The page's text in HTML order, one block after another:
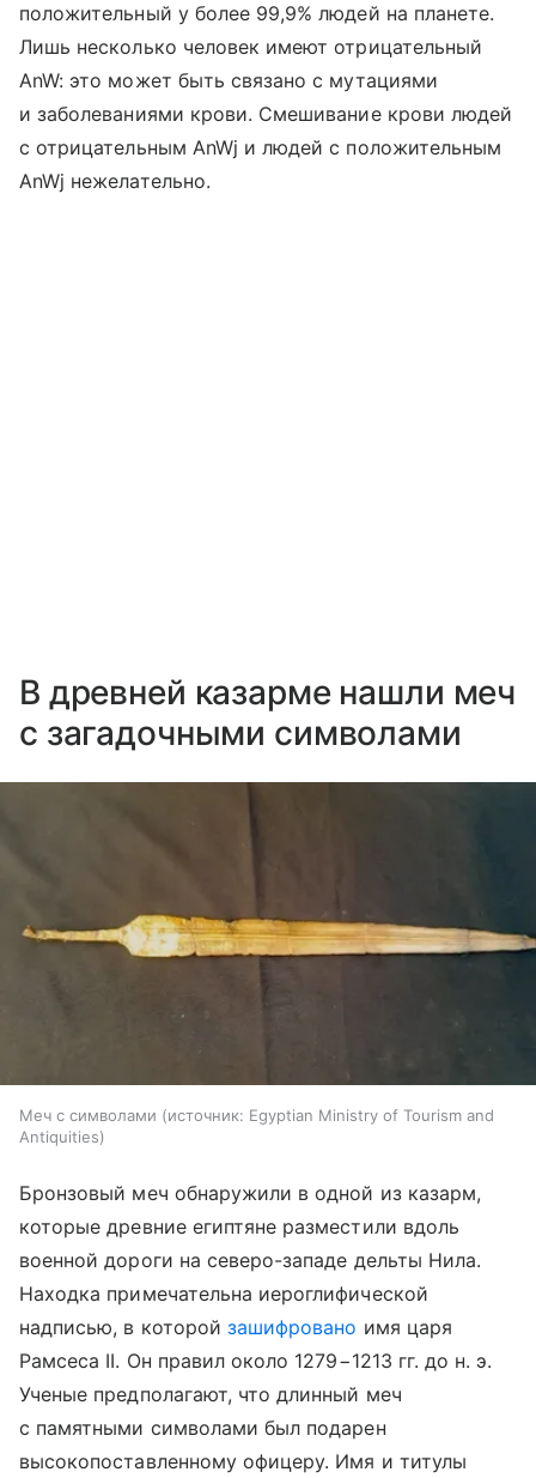
положительный у более 99,9% людей на планете.
Лишь несколько человек имеют отрицательный
AnW: это может быть связано с мутациями
и заболеваниями крови. Смешивание крови людей
с отрицательным AnWj и людей с положительным
AnWj нежелательно.
В древней казарме нашли меч
с загадочными символами
Меч с символами источник: Egyptian Ministry of Tourism and
Antiquities
Бронзовый меч обнаружили в одной из казарм,
которые древние египтяне разместили вдоль
военной дороги на северо-западе дельты Нила.
Находка примечательна иероглифической
надписью, в которой зашифровано имя царя
Рамсеса II. Он правил около 1279−1213 гг. до н. э.
Ученые предполагают, что длинный меч
с памятными символами был подарен
высокопоставленному офицеру. Имя и титулы